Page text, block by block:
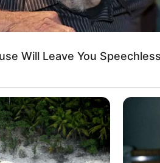
Will Leave You